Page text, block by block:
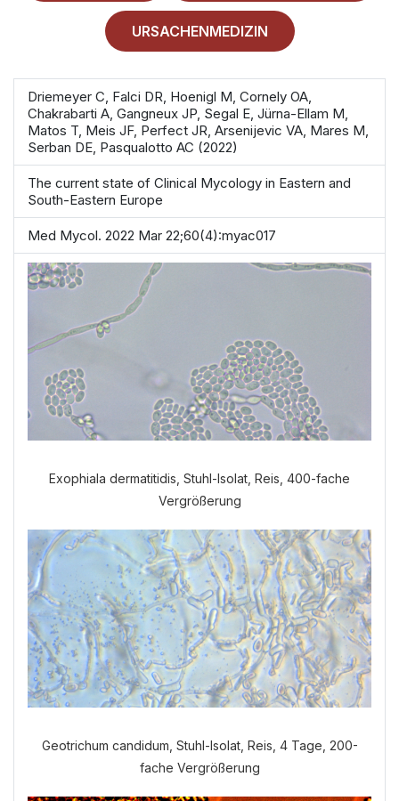
ALLGEMEINE GESCHÄFTSBEDINGUNGEN
NORMAMED SERVICE
Ärztehaus Mitte,In den Ministergärten 1,
10117 Berlin
49 30 212 34 36 300
service@normamed.com
URSACHENMEDIZIN
Driemeyer C, Falci DR, Hoenigl M, Cornely OA,
Chakrabarti A, Gangneux JP, Segal E, Jürna-Ellam M,
Matos T, Meis JF, Perfect JR, Arsenijevic VA, Mares M,
Serban DE, Pasqualotto AC (2022)
The current state of Clinical Mycology in Eastern and
South-Eastern Europe
Med Mycol. 2022 Mar 22;60(4):myac017
Exophiala dermatitidis, Stuhl-Isolat, Reis, 400-fache
Vergrößerung
Geotrichum candidum, Stuhl-Isolat, Reis, 4 Tage, 200-
fache Vergrößerung
Welche Anamnese möchten Sie
durchführen?